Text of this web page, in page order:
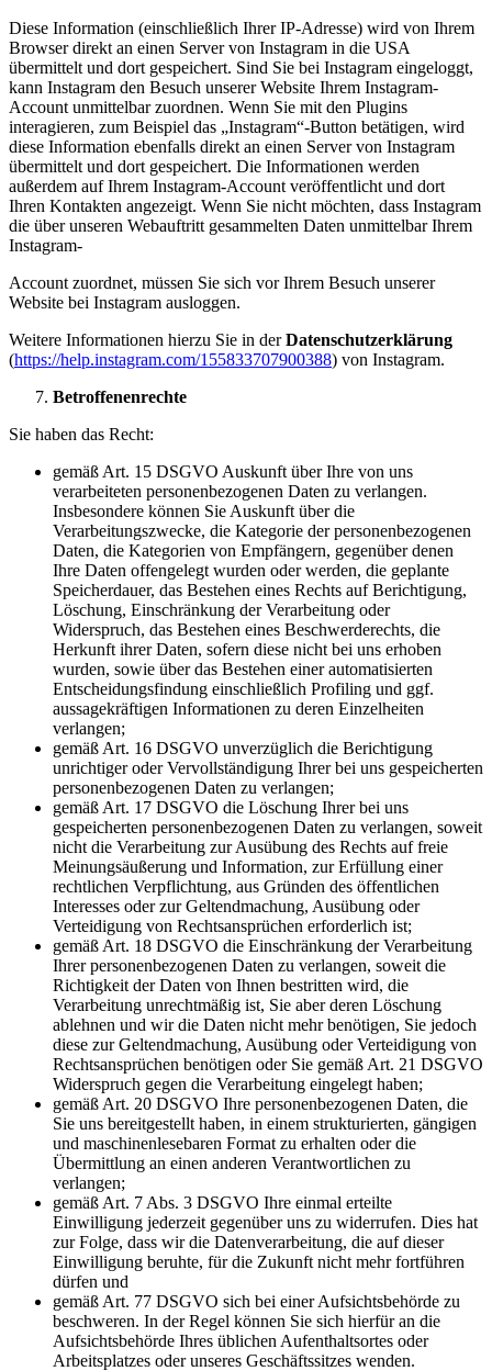
Diese Information (einschließlich Ihrer IP-Adresse) wird von Ihrem
Browser direkt an einen Server von Instagram in die USA
übermittelt und dort gespeichert. Sind Sie bei Instagram eingeloggt,
kann Instagram den Besuch unserer Website Ihrem Instagram-
Account unmittelbar zuordnen. Wenn Sie mit den Plugins
interagieren, zum Beispiel das „Instagram“-Button betätigen, wird
diese Information ebenfalls direkt an einen Server von Instagram
übermittelt und dort gespeichert. Die Informationen werden
außerdem auf Ihrem Instagram-Account veröffentlicht und dort
Ihren Kontakten angezeigt. Wenn Sie nicht möchten, dass Instagram
die über unseren Webauftritt gesammelten Daten unmittelbar Ihrem
Instagram-
Account zuordnet, müssen Sie sich vor Ihrem Besuch unserer
Website bei Instagram ausloggen.
Weitere Informationen hierzu Sie in derDatenschutzerklärung
(https://help.instagram.com/155833707900388) von Instagram.
Betroffenenrechte
Sie haben das Recht:
gemäß Art. 15 DSGVO Auskunft über Ihre von uns
verarbeiteten personenbezogenen Daten zu verlangen.
Insbesondere können Sie Auskunft über die
Verarbeitungszwecke, die Kategorie der personenbezogenen
Daten, die Kategorien von Empfängern, gegenüber denen
Ihre Daten offengelegt wurden oder werden, die geplante
Speicherdauer, das Bestehen eines Rechts auf Berichtigung,
Löschung, Einschränkung der Verarbeitung oder
Widerspruch, das Bestehen eines Beschwerderechts, die
Herkunft ihrer Daten, sofern diese nicht bei uns erhoben
wurden, sowie über das Bestehen einer automatisierten
Entscheidungsfindung einschließlich Profiling und ggf.
aussagekräftigen Informationen zu deren Einzelheiten
verlangen;
gemäß Art. 16 DSGVO unverzüglich die Berichtigung
unrichtiger oder Vervollständigung Ihrer bei uns gespeicherten
personenbezogenen Daten zu verlangen;
gemäß Art. 17 DSGVO die Löschung Ihrer bei uns
gespeicherten personenbezogenen Daten zu verlangen, soweit
nicht die Verarbeitung zur Ausübung des Rechts auf freie
Meinungsäußerung und Information, zur Erfüllung einer
rechtlichen Verpflichtung, aus Gründen des öffentlichen
Interesses oder zur Geltendmachung, Ausübung oder
Verteidigung von Rechtsansprüchen erforderlich ist;
gemäß Art. 18 DSGVO die Einschränkung der Verarbeitung
Ihrer personenbezogenen Daten zu verlangen, soweit die
Richtigkeit der Daten von Ihnen bestritten wird, die
Verarbeitung unrechtmäßig ist, Sie aber deren Löschung
ablehnen und wir die Daten nicht mehr benötigen, Sie jedoch
diese zur Geltendmachung, Ausübung oder Verteidigung von
Rechtsansprüchen benötigen oder Sie gemäß Art. 21 DSGVO
Widerspruch gegen die Verarbeitung eingelegt haben;
gemäß Art. 20 DSGVO Ihre personenbezogenen Daten, die
Sie uns bereitgestellt haben, in einem strukturierten, gängigen
und maschinenlesebaren Format zu erhalten oder die
Übermittlung an einen anderen Verantwortlichen zu
verlangen;
gemäß Art. 7 Abs. 3 DSGVO Ihre einmal erteilte
Einwilligung jederzeit gegenüber uns zu widerrufen. Dies hat
zur Folge, dass wir die Datenverarbeitung, die auf dieser
Einwilligung beruhte, für die Zukunft nicht mehr fortführen
dürfen und
gemäß Art. 77 DSGVO sich bei einer Aufsichtsbehörde zu
beschweren. In der Regel können Sie sich hierfür an die
Aufsichtsbehörde Ihres üblichen Aufenthaltsortes oder
Arbeitsplatzes oder unseres Geschäftssitzes wenden.